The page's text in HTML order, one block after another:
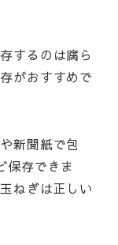
するのは腐ら
がおすすめで
新聞紙で包
保存できま
ねぎは正しい